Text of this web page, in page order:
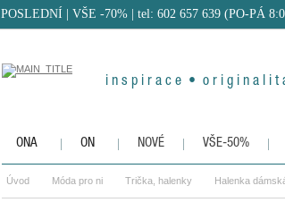
i n s p i r a c e • o r i g i n a l i t
POSLEDNÍ | VŠE -70%| tel: 602 657 639 (PO-PÁ
ONA ON NOVÉ VŠE-50%
Úvod Móda pro ni Trička, halenky Halenka